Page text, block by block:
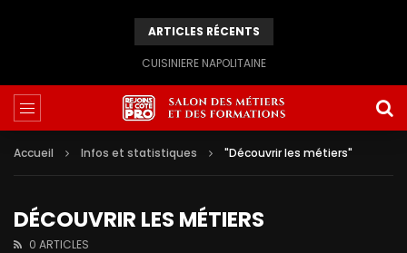
ARTICLES RÉCENTS
CUISINIERE NAPOLITAINE
Accueil Infos et statistiques "Découvrir les métiers"
DÉCOUVRIR LES MÉTIERS
0 ARTICLES